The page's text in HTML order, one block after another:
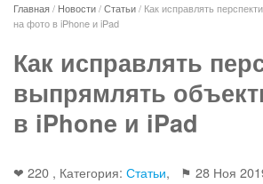
Главная/ Новости/Статьи/ Как исправлять
на фото в iPhone и iPad
Как исправлять
выпрямлять
в iPhone и iPad
❤ 220 , Категория: Статьи, ⚑ 28 Ноя